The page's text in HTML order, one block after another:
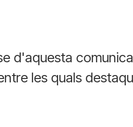
d'aquesta
les quals